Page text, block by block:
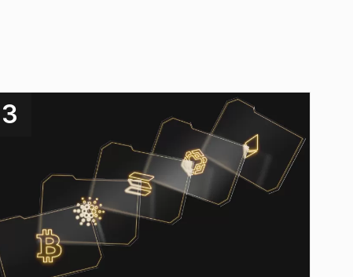
3